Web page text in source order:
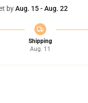
byAug. 15 - Aug. 22
Shipping
Aug. 11